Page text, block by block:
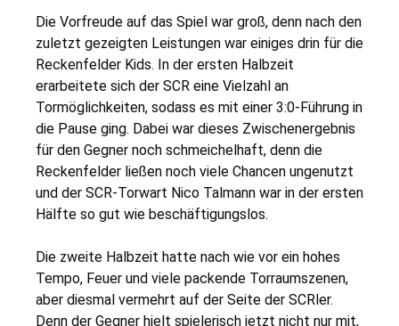
Die Vorfreude auf das Spiel war groß, denn nach den
zuletzt gezeigten Leistungen war einiges drin für die
Reckenfelder Kids. In der ersten Halbzeit
erarbeitete sich der SCR eine Vielzahl an
Tormöglichkeiten, sodass es mit einer 3:0-Führung in
die Pause ging. Dabei war dieses Zwischenergebnis
für den Gegner noch schmeichelhaft, denn die
Reckenfelder ließen noch viele Chancen ungenutzt
und der SCR-Torwart Nico Talmann war in der ersten
Hälfte so gut wie beschäftigungslos.
Die zweite Halbzeit hatte nach wie vor ein hohes
Tempo, Feuer und viele packende Torraumszenen,
aber diesmal vermehrt auf der Seite der SCRler.
Denn der Gegner hielt spielerisch jetzt nicht nur mit,